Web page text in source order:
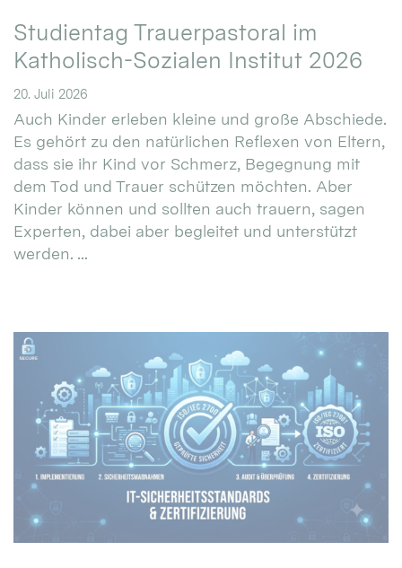
Studientag Trauerpastoral im
Katholisch-Sozialen Institut 2026
20. Juli 2026
Auch Kinder erleben kleine und große Abschiede.
Es gehört zu den natürlichen Reflexen von Eltern,
dass sie ihr Kind vor Schmerz, Begegnung mit
dem Tod und Trauer schützen möchten. Aber
Kinder können und sollten auch trauern, sagen
Experten, dabei aber begleitet und unterstützt
werden. ...